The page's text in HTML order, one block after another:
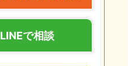
LINEで相談